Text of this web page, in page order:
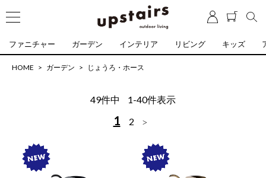
ファニチャー ガーデン インテリア リビング キッズ
HOME ガーデン じょうろ・ホース
49件中 1-40件表示
1 2